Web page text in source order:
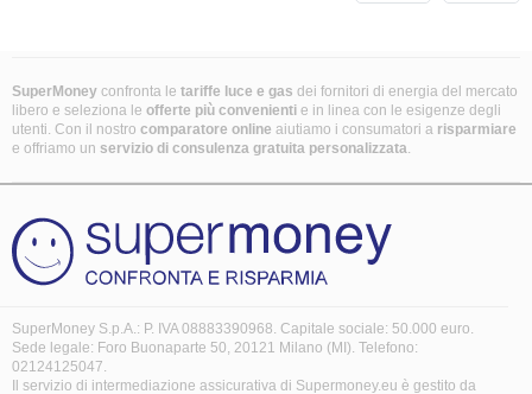
SuperMoney confronta le tariffe luce e gas dei fornitori di energia del mercato
libero e seleziona le offerte più convenienti e in linea con le esigenze degli
utenti. Con il nostro comparatore online aiutiamo i consumatori a risparmiare
e offriamo un servizio di consulenza gratuita personalizzata.
SuperMoney S.p.A.: P. IVA 08883390968. Capitale sociale: 50.000 euro.
Sede legale: Foro Buonaparte 50, 20121 Milano (MI). Telefono:
02124125047.
Il servizio di intermediazione assicurativa di Supermoney.eu è gestito da